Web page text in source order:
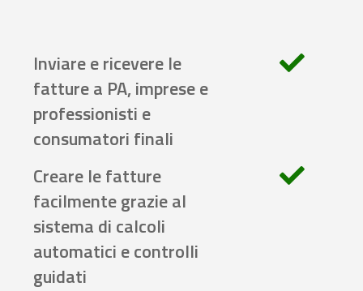
Inviare e ricevere le
fatture a PA, imprese e
professionisti e
consumatori finali
Creare le fatture
facilmente grazie al
sistema di calcoli
automatici e controlli
guidati